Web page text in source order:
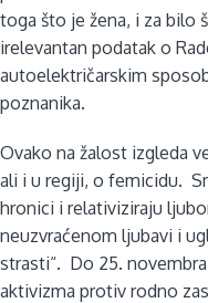
toga što je žena, i za bilo
irelevantan podatak o
autoelektričarskim
poznanika.
Ovako na žalost izgleda
ali i u regiji, o femicidu.
hronici i relativiziraju
neuzvraćenom ljubavi i
strasti“. Do 25. novembra
aktivizma protiv rodno